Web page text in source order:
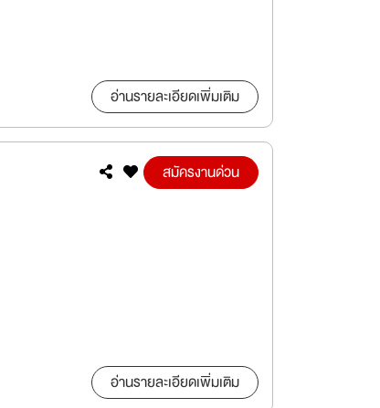
อ่านรายละเอียดเพิ่มเติม
สมัครงานด่วน
อ่านรายละเอียดเพิ่มเติม